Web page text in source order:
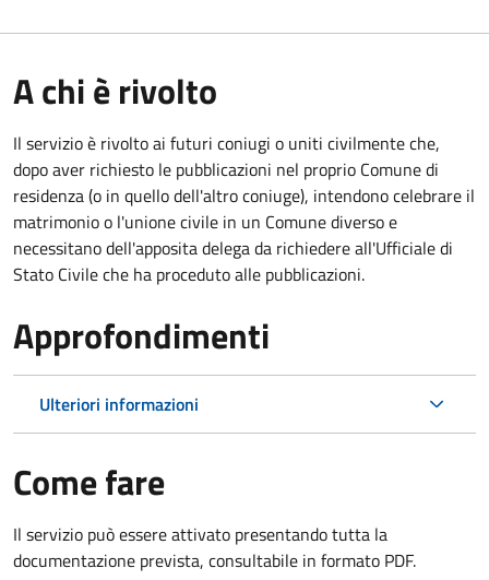
A chi è rivolto
Il servizio è rivolto ai futuri coniugi o uniti civilmente che,
dopo aver richiesto le pubblicazioni nel proprio Comune di
residenza (o in quello dell'altro coniuge), intendono celebrare il
matrimonio o l'unione civile in un Comune diverso e
necessitano dell'apposita delega da richiedere all'Ufficiale di
Stato Civile che ha proceduto alle pubblicazioni.
Approfondimenti
Ulteriori informazioni
Come fare
Il servizio può essere attivato presentando tutta la
documentazione prevista, consultabile in formato PDF.